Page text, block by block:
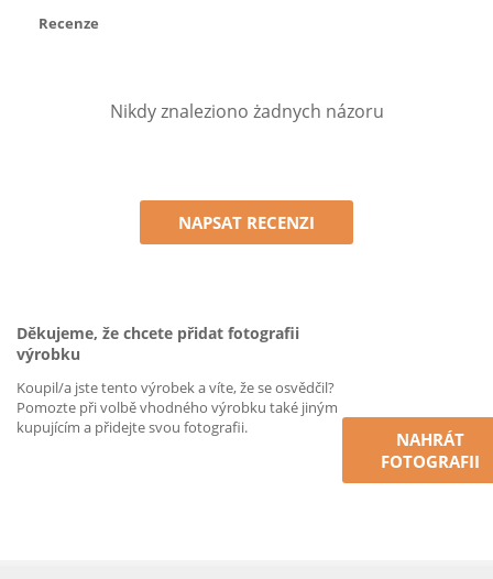
Recenze
Nikdy znaleziono żadnych názoru
NAPSAT RECENZI
Děkujeme, že chcete přidat fotografii
výrobku
Koupil/a jste tento výrobek a víte, že se osvědčil?
Pomozte při volbě vhodného výrobku také jiným
kupujícím a přidejte svou fotografii.
NAHRÁT
FOTOGRAFII